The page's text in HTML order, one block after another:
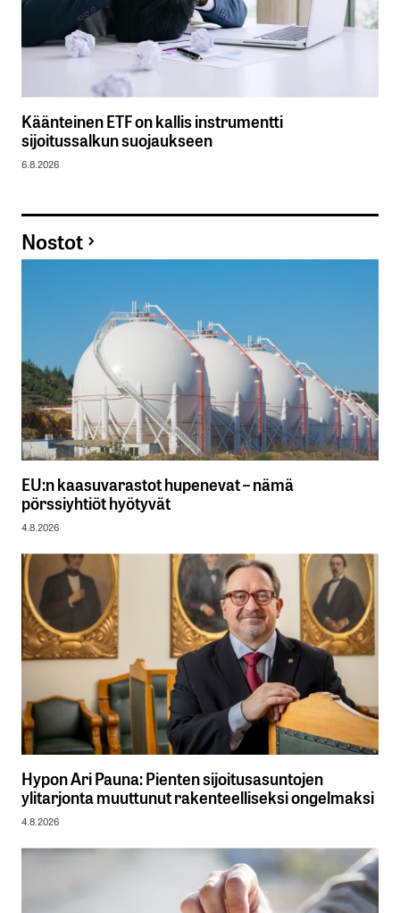
Käänteinen ETF on kallis instrumentti
sijoitussalkun suojaukseen
6.8.2026
Nostot
EU:n kaasuvarastot hupenevat – nämä
pörssiyhtiöt hyötyvät
4.8.2026
Hypon Ari Pauna: Pienten sijoitusasuntojen
ylitarjonta muuttunut rakenteelliseksi ongelmaksi
4.8.2026